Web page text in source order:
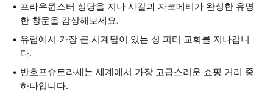
프라우뮌스터 성당을 지나 샤갈과 자코메티가 완성한 유명
한 창문을 감상해보세요.
유럽에서 가장 큰 시계탑이 있는 성 피터 교회를 지나갑니
다.
반호프슈트라세는 세계에서 가장 고급스러운 쇼핑 거리 중
하나입니다.